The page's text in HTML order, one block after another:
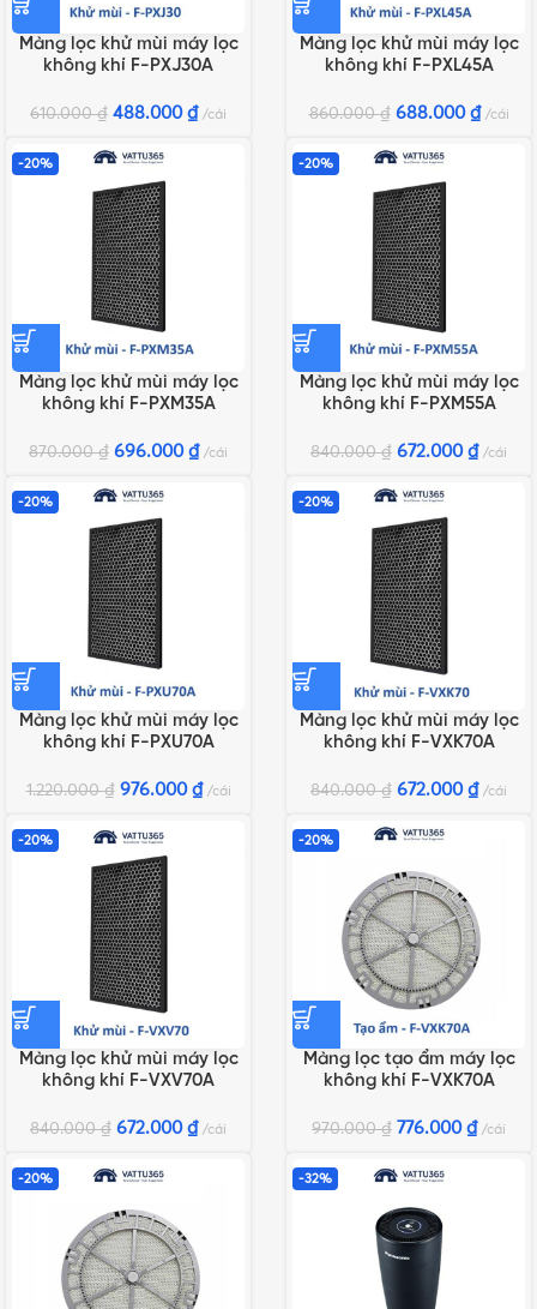
Màng lọc khử mùi máy lọc
không khí F-PXJ30A
610.000₫ 488.000 ₫ cái
Màng lọc khử mùi máy lọc
không khí F-PXL45A
860.000₫ 688.000 ₫ cái
-20%
Màng lọc khử mùi máy lọc
không khí F-PXM35A
870.000₫ 696.000 ₫ cái
-20%
Màng lọc khử mùi máy lọc
không khí F-PXM55A
840.000₫ 672.000 ₫ cái
-20%
Màng lọc khử mùi máy lọc
không khí F-PXU70A
1.220.000₫ 976.000 ₫ cái
-20%
Màng lọc khử mùi máy lọc
không khí F-VXK70A
840.000₫ 672.000 ₫ cái
-20%
Màng lọc khử mùi máy lọc
không khí F-VXV70A
840.000₫ 672.000 ₫ cái
-20%
Màng lọc tạo ẩm máy lọc
không khí F-VXK70A
970.000₫ 776.000 ₫ cái
-20% -32%